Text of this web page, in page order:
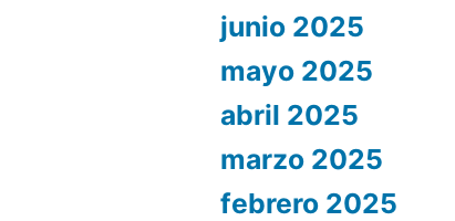
junio 2025
mayo 2025
abril 2025
marzo 2025
febrero 2025